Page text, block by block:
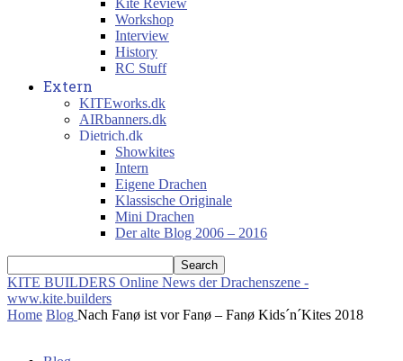
Kite Review
Workshop
Interview
History
RC Stuff
Extern
KITEworks.dk
AIRbanners.dk
Dietrich.dk
Showkites
Intern
Eigene Drachen
Klassische Originale
Mini Drachen
Der alte Blog 2006 – 2016
KITE BUILDERS Online News der Drachenszene -
www.kite.builders
Home Blog Nach Fanø ist vor Fanø – Fanø Kids´n´Kites 2018